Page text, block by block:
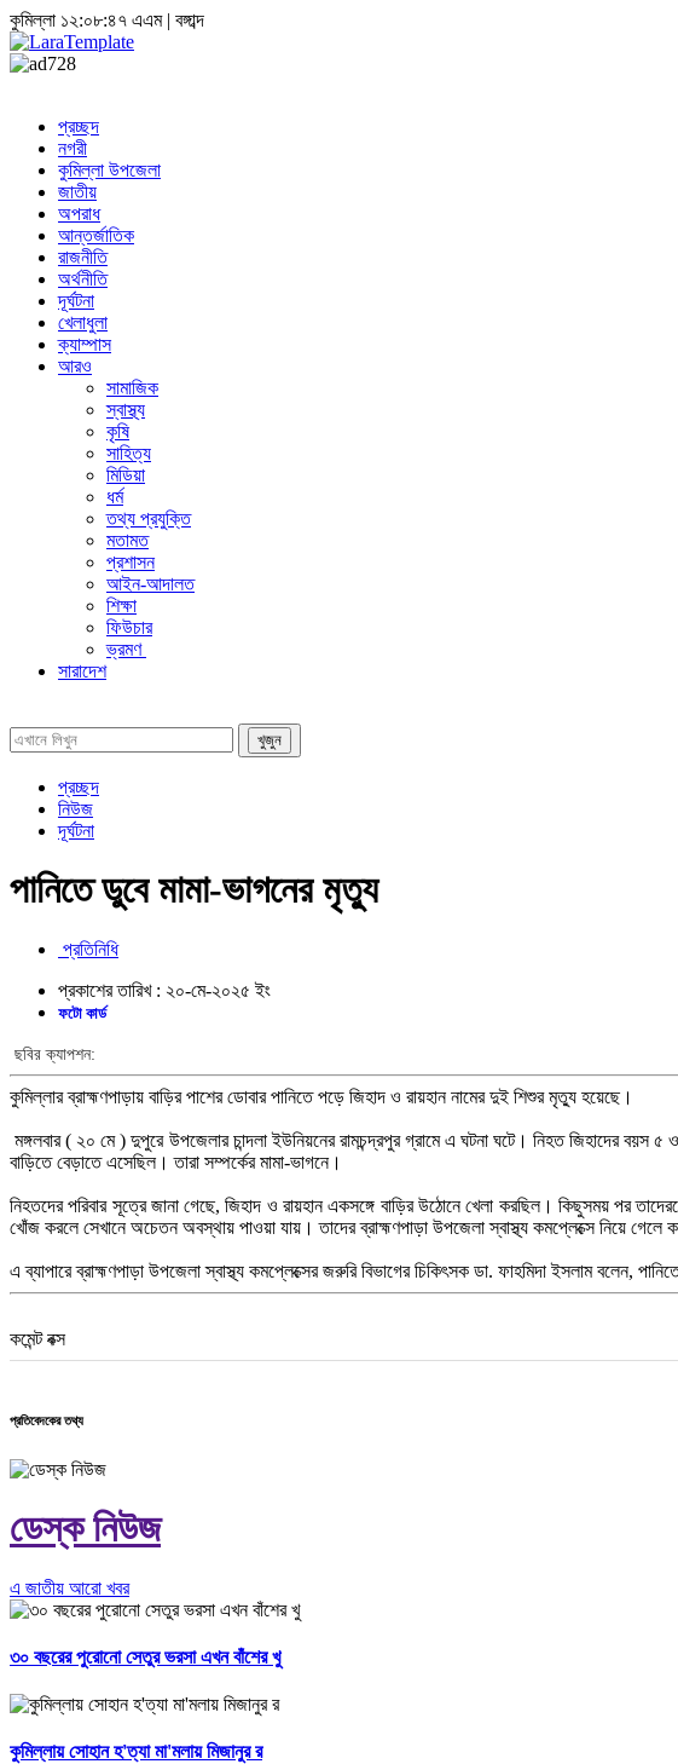
কুমিল্লা ১২:০৮:৪৮ এএম| বঙ্গাব্দ
প্রচ্ছদ
নগরী
কুমিল্লা উপজেলা
জাতীয়
অপরাধ
আন্তর্জাতিক
রাজনীতি
অর্থনীতি
দূর্ঘটনা
খেলাধুলা
ক্যাম্পাস
আরও
সামাজিক
স্বাস্থ্য
কৃষি
সাহিত্য
মিডিয়া
ধর্ম
তথ্য প্রযুক্তি
মতামত
প্রশাসন
আইন-আদালত
শিক্ষা
ফিউচার
ভ্রমণ
সারাদেশ
প্রচ্ছদ
নিউজ
দূর্ঘটনা
পানিতে ডুবে মামা-ভাগনের মৃত্যু
প্রতিনিধি
প্রকাশের তারিখ : ২০-মে-২০২৫ ইং
ফটো কার্ড
ছবির ক্যাপশন:
কুমিল্লার ব্রাহ্মণপাড়ায় বাড়ির পাশের ডোবার পানিতে পড়ে জিহাদ ও রায়হান নামের দুই শিশুর মৃত্যু হয়েছে।
মঙ্গলবার ( ২০ মে ) দুপুরে উপজেলার চান্দলা ইউনিয়নের রামচন্দ্রপুর গ্রামে এ ঘটনা ঘটে। নিহত জিহাদের বয়স
বাড়িতে বেড়াতে এসেছিল। তারা সম্পর্কের মামা-ভাগনে।
নিহতদের পরিবার সূত্রে জানা গেছে, জিহাদ ও রায়হান একসঙ্গে বাড়ির উঠোনে খেলা করছিল। কিছুসময় পর
খোঁজ করলে সেখানে অচেতন অবস্থায় পাওয়া যায়। তাদের ব্রাহ্মণপাড়া উপজেলা স্বাস্থ্য কমপ্লেক্সে নিয়ে গেলে
এ ব্যাপারে ব্রাহ্মণপাড়া উপজেলা স্বাস্থ্য কমপ্লেক্সের জরুরি বিভাগের চিকিৎসক ডা. ফাহমিদা ইসলাম বলেন,
কমেন্ট বক্স
প্রতিবেদকের তথ্য
ডেস্ক নিউজ
এ জাতীয় আরো খবর
৩০ বছরের পুরোনো সেতুর ভরসা এখন বাঁশের খু
কুমিল্লায় সোহান হ'ত্যা মা'মলায় মিজানুর র